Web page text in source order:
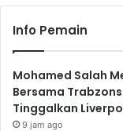
Info Pemain
Mohamed Salah
Bersama
Tinggalkan
9 jam ago